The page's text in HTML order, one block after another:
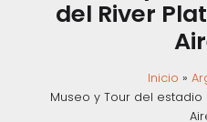
del River
Inicio
Museo y Tour del estadio